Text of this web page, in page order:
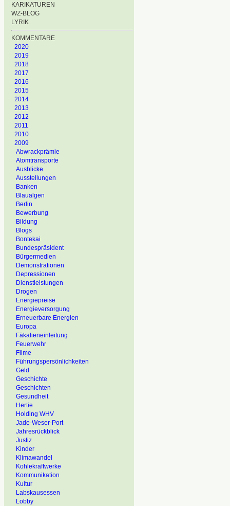
KARIKATUREN
WZ-BLOG
LYRIK
KOMMENTARE
2020
2019
2018
2017
2016
2015
2014
2013
2012
2011
2010
2009
Abwrackprämie
Atomtransporte
Ausblicke
Ausstellungen
Banken
Blaualgen
Berlin
Bewerbung
Bildung
Blogs
Bontekai
Bundespräsident
Bürgermedien
Demonstrationen
Depressionen
Dienstleistungen
Drogen
Energiepreise
Energieversorgung
Erneuerbare Energien
Europa
Fäkalieneinleitung
Feuerwehr
Filme
Führungspersönlichkeiten
Geld
Geschichte
Geschichten
Gesundheit
Hertie
Holding WHV
Jade-Weser-Port
Jahresrückblick
Justiz
Kinder
Klimawandel
Kohlekraftwerke
Kommunikation
Kultur
Labskausessen
Lobby